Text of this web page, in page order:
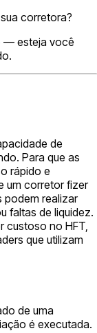
corretora?
— esteja você
de
Para que as
rápido e
um corretor fizer
podem realizar
faltas de liquidez.
custoso no HFT,
que utilizam
de uma
é executada.